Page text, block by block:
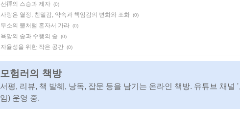
선禪의 스승과 제자 (0)
사랑은 열정, 친밀감, 약속과 책임감의 변화와 조화 (0)
무소의 뿔처럼 혼자서 가라 (0)
욕망의 숲과 수행의 숲 (0)
자율성을 위한 작은 공간 (0)
모험러의 책방
서평, 리뷰, 책 발췌, 낭독, 잡문 등을 남기는 온라인 책방. 유튜브 채널 '
임) 운영 중.